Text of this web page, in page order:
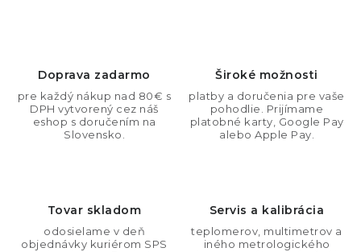
Doprava zadarmo
pre každý nákup nad 80€ s
DPH vytvorený cez náš
eshop s doručením na
Slovensko.
Široké možnosti
platby a doručenia pre vaše
pohodlie. Prijímame
platobné karty, Google Pay
alebo Apple Pay.
Tovar skladom
odosielame v deň
objednávky kuriérom SPS
Servis a kalibrácia
teplomerov, multimetrov a
iného metrologického